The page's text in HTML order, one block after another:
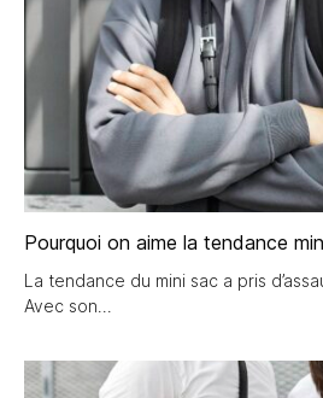
Pourquoi on aime la tendance
La tendance du mini sac a pris
Avec son